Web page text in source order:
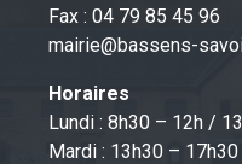
Fax : 04 79 85 45 96
mairie@bassens-
Horaires
Lundi : 8h30 – 12h /
Mardi : 13h30 – 17h30